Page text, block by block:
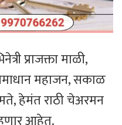
प्राजक्ता माळी,
महाजन, सकाळ
मते, हेमंत राठी चेअरमन